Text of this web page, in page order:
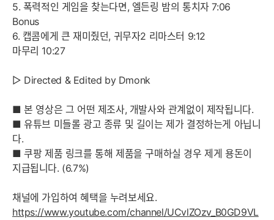
5. 폭력적인 게임을 찾는다면, 엘든링 밤의 통치자 7:06
Bonus
6. 캡콤에게 큰 재미줬던, 귀무자2 리마스터 9:12
마무리 10:27
▷ Directed & Edited by Dmonk
■ 본 영상은 그 어떤 제조사, 개발사와 관계없이 제작됩니다.
■ 유튜브 미들롤 광고 종류 및 길이는 제가 결정하는게 아닙니
다.
■ 쿠팡 제품 링크를 통해 제품을 구매하실 경우 제게 용돈이
지급됩니다. (6.7%)
채널에 가입하여 혜택을 누려보세요.
https://www.youtube.com/channel/UCvlZOzv_B0GD9VL